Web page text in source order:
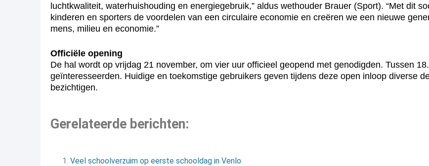
luchtkwaliteit, waterhuishouding en energiegebruik,” aldus wethouder Brauer (Sport). “Met dit
kinderen en sporters de voordelen van een circulaire economie en creëren we een nieuwe
mens, milieu en economie.”
Officiële opening
De hal wordt op vrijdag 21 november, om vier uur officieel geopend met genodigden. Tussen
geïnteresseerden. Huidige en toekomstige gebruikers geven tijdens deze open inloop diverse
bezichtigen.
Gerelateerde berichten:
Veel schoolverzuim op eerste schooldag in Venlo